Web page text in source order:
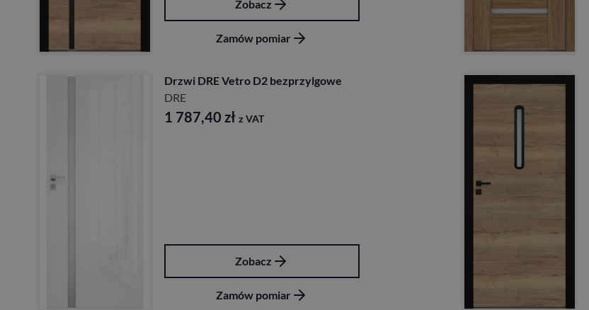
Zobacz
Zamów pomiar
Drzwi DRE Vetro D2 bezprzylgowe
DRE
1 787,40 zł z VAT
Zobacz
Zamów pomiar